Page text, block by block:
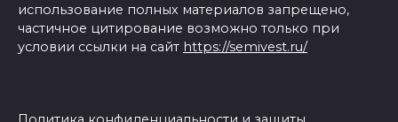
использование полных материалов запрещено,
частичное цитирование возможно только при
условии ссылки на сайт https://semivest.ru/